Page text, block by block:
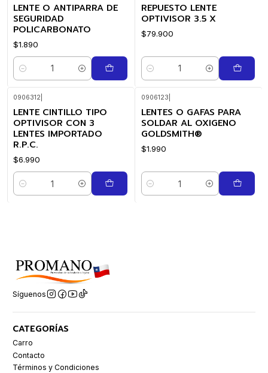
LENTE O ANTIPARRA DE
SEGURIDAD
POLICARBONATO
$1.890
Cantidad
REPUESTO LENTE
OPTIVISOR 3.5 X
$79.900
Cantidad
0906312
LENTE CINTILLO TIPO
OPTIVISOR CON 3
LENTES IMPORTADO
R.P.C.
$6.990
Cantidad
0906123
LENTES O GAFAS PARA
SOLDAR AL OXIGENO
GOLDSMITH®
$1.990
Cantidad
Síguenos
CATEGORÍAS
Carro
Contacto
Términos y Condiciones